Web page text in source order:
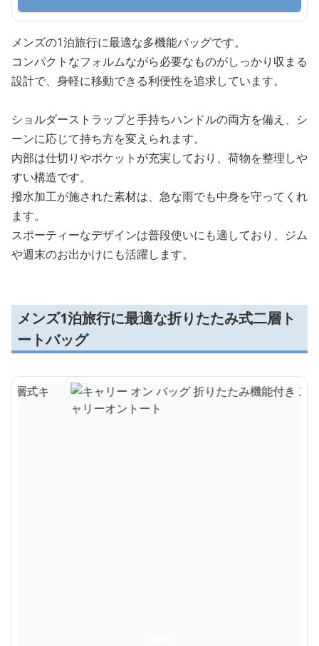
メンズの1泊旅行に最適な多機能バッグです。
コンパクトなフォルムながら必要なものがしっかり収まる
設計で、身軽に移動できる利便性を追求しています。
ショルダーストラップと手持ちハンドルの両方を備え、シ
ーンに応じて持ち方を変えられます。
内部は仕切りやポケットが充実しており、荷物を整理しや
すい構造です。
撥水加工が施された素材は、急な雨でも中身を守ってくれ
ます。
スポーティーなデザインは普段使いにも適しており、ジム
や週末のお出かけにも活躍します。
メンズ1泊旅行に最適な折りたたみ式二層ト
ートバッグ